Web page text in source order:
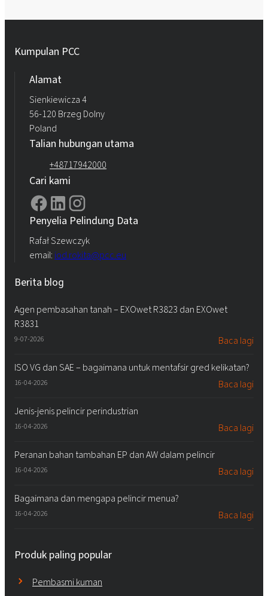
Kumpulan PCC
Alamat
Sienkiewicza 4
56-120 Brzeg Dolny
Poland
Talian hubungan utama
+48717942000
Cari kami
Penyelia Pelindung Data
Rafał Szewczyk
email: iod.rokita@pcc.eu
Berita blog
Agen pembasahan tanah – EXOwet R3823 dan EXOwet
R3831
9-07-2026 Baca lagi
ISO VG dan SAE – bagaimana untuk mentafsir gred kelikatan?
16-04-2026 Baca lagi
Jenis-jenis pelincir perindustrian
16-04-2026 Baca lagi
Peranan bahan tambahan EP dan AW dalam pelincir
16-04-2026 Baca lagi
Bagaimana dan mengapa pelincir menua?
16-04-2026 Baca lagi
Produk paling popular
Pembasmi kuman